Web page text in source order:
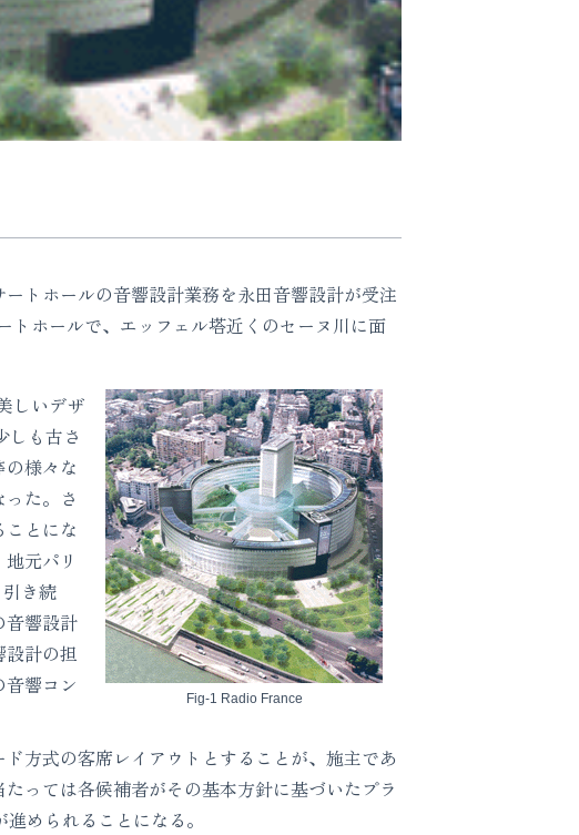
トホールの音響設計業務を永田音響設計が受注
トホールで、エッフェル塔近くのセーヌ川に面
しいデザ
しも古さ
様々な
た。さ
とにな
元パリ
き続
音響設計
計の担
響コン
Fig-1 Radio France
方式の客席レイアウトとすることが、施主であ
っては各候補者がその基本方針に基づいたプラ
められることになる。